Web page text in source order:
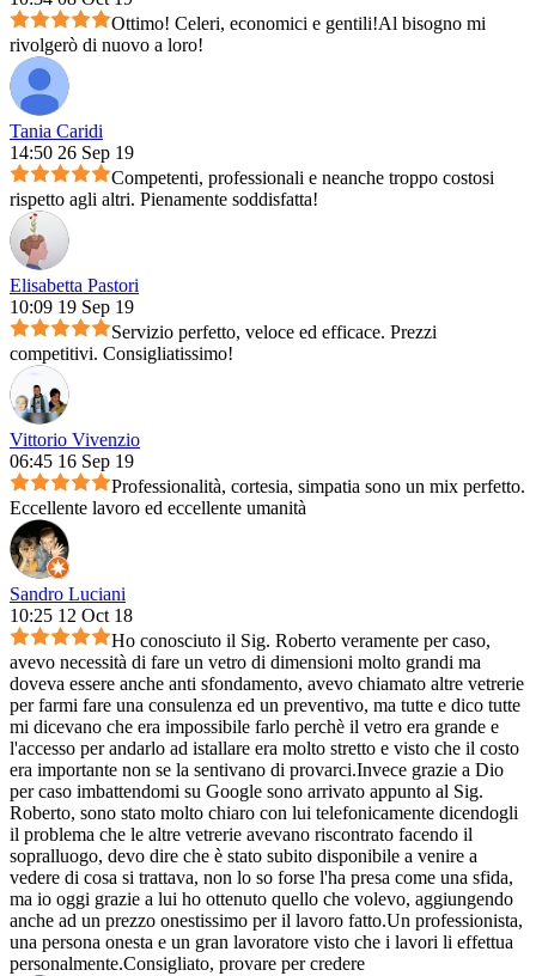
Ottimo! Celeri, economici e gentili!Al bisogno mi
rivolgerò di nuovo a loro!
Tania Caridi
14:50 26 Sep 19
Competenti, professionali e neanche troppo costosi
rispetto agli altri. Pienamente soddisfatta!
Elisabetta Pastori
10:09 19 Sep 19
Servizio perfetto, veloce ed efficace. Prezzi
competitivi. Consigliatissimo!
Vittorio Vivenzio
06:45 16 Sep 19
Professionalità, cortesia, simpatia sono un mix perfetto.
Eccellente lavoro ed eccellente umanità
Sandro Luciani
10:25 12 Oct 18
Ho conosciuto il Sig. Roberto veramente per caso,
avevo necessità di fare un vetro di dimensioni molto grandi ma
doveva essere anche anti sfondamento, avevo chiamato altre vetrerie
per farmi fare una consulenza ed un preventivo, ma tutte e dico tutte
mi dicevano che era impossibile farlo perchè il vetro era grande e
l'accesso per andarlo ad istallare era molto stretto e visto che il costo
era importante non se la sentivano di provarci.Invece grazie a Dio
per caso imbattendomi su Google sono arrivato appunto al Sig.
Roberto, sono stato molto chiaro con lui telefonicamente dicendogli
il problema che le altre vetrerie avevano riscontrato facendo il
sopralluogo, devo dire che è stato subito disponibile a venire a
vedere di cosa si trattava, non lo so forse l'ha presa come una sfida,
ma io oggi grazie a lui ho ottenuto quello che volevo, aggiungendo
anche ad un prezzo onestissimo per il lavoro fatto.Un professionista,
una persona onesta e un gran lavoratore visto che i lavori li effettua
personalmente.Consigliato, provare per credere